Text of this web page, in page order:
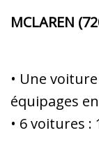
MCLAREN
• Une
équipages
• 6 voitures